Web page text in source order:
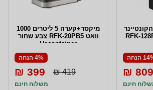
הנחה
809 ₪
חינם
מיקסר+קערה 5 ליטרים 1000
וואט RFK-20PB5 צבע שחור
Hacontainer
4% הנחה
419 ₪
399 ₪
משלוח חינם